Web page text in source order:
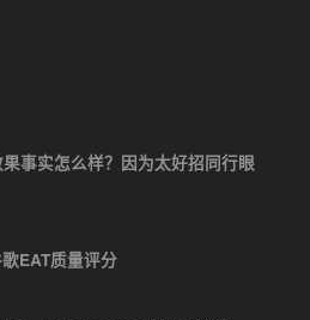
事实怎么样？因为太好招同行眼
EAT质量评分